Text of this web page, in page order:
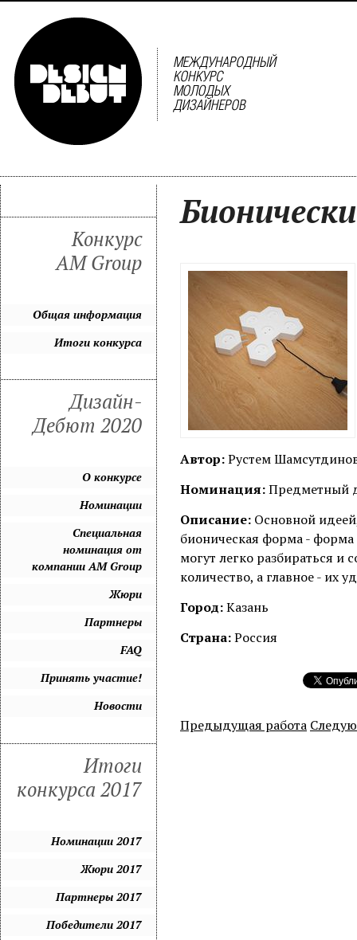
Автор:Рустем
Номинация:Предметный
Описание: Основной
бионическая форма -
могут легко разбираться
количество, а главное - их
Город:Казань
Страна:Россия
Предыдущая работа
Конкурс
AM Group
Общая информация
Итоги конкурса
Дизайн-
Дебют 2020
О конкурсе
Номинации
Специальная
номинация от
компании AM Group
Жюри
Партнеры
FAQ
Принять участие!
Новости
Итоги
конкурса 2017
Номинации 2017
Жюри 2017
Партнеры 2017
Победители 2017